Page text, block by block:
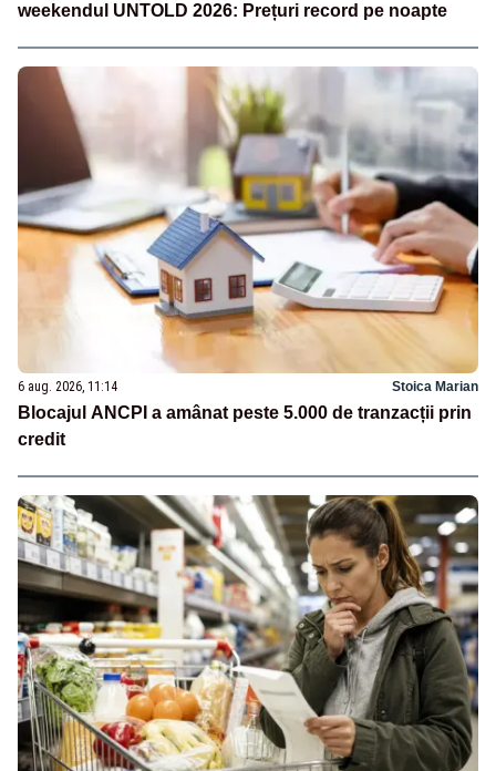
weekendul UNTOLD 2026: Prețuri record pe noapte
6 aug. 2026, 11:14 Stoica Marian
Blocajul ANCPI a amânat peste 5.000 de tranzacții prin
credit